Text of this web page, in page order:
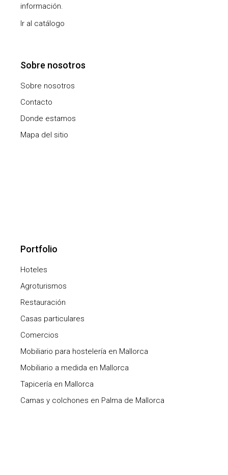
información.
Ir al catálogo
Sobre nosotros
Sobre nosotros
Contacto
Donde estamos
Mapa del sitio
Portfolio
Hoteles
Agroturismos
Restauración
Casas particulares
Comercios
Mobiliario para hostelería en Mallorca
Mobiliario a medida en Mallorca
Tapicería en Mallorca
Camas y colchones en Palma de Mallorca